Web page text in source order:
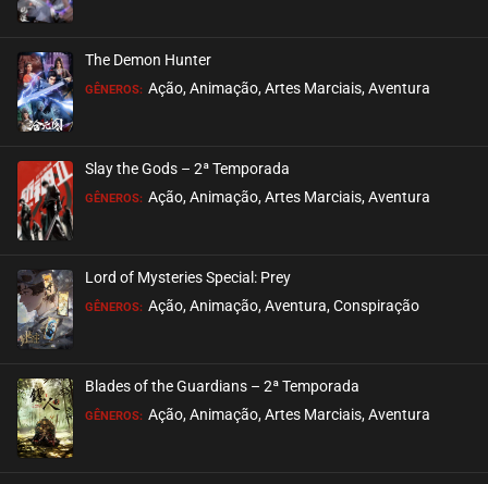
The Demon Hunter
GÊNEROS: Ação, Animação, Artes Marciais, Aventura
Slay the Gods – 2ª Temporada
GÊNEROS: Ação, Animação, Artes Marciais, Aventura
Lord of Mysteries Special: Prey
GÊNEROS: Ação, Animação, Aventura, Conspiração
Blades of the Guardians – 2ª Temporada
GÊNEROS: Ação, Animação, Artes Marciais, Aventura